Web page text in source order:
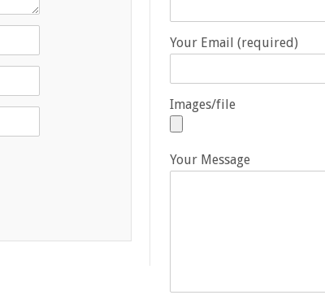
Your Email (required)
Images/file
Your Message